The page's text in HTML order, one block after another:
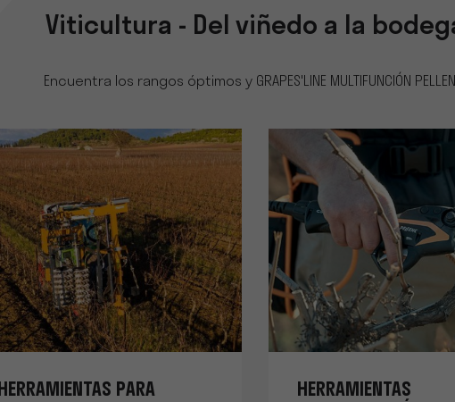
Viticultura - Del viñedo a la
Encuentra los rangos óptimos y GRAPES'LINE MULTIFUNCIÓN
HERRAMIENTAS PARA HERRAMIENTAS